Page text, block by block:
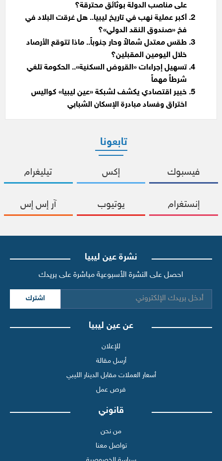
على مناصب الدولة بوثائق محترقة؟
أكبر عملية نهب في تاريخ ليبيا.. هل غرقت البلاد في
فخ «صندوق النقد الدولي»؟
طقس معتدل شمالاً وحار جنوباً.. ماذا تتوقع الأرصاد
خلال اليومين المقبلين؟
تسهيل إجراءات «القروض السكنية».. الحكومة تلغي
شرطاً مهماً
خبير اقتصادي يكشف لشبكة «عين ليبيا» كواليس
اختراق وفساد مبادرة الإسكان الشبابي
تابعونا
فيسبوك إكس تيليغرام
إنستغرام يوتيوب آر إس إس
نشرة عين ليبيا
احصل على النشرة الأسبوعية مباشرة على بريدك
اشترك
عن عين ليبيا
للإعلان
أرسل مقالة
أسعار العملات مقابل الدينار الليبي
فرص عمل
قانوني
من نحن
تواصل معنا